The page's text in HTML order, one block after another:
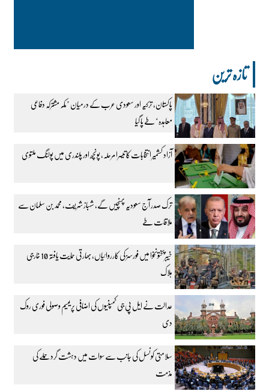
تازہ ترین
پاکستان، ترکیہ اور سعودی عرب کے درمیان ’مکہ مشترکہ دفاعی
معاہدہ‘ طے پا گیا
آزاد کشمیر انتخابات کا تیسرا مرحلہ، پونچھ اور پلندری میں پولنگ ملتوی
ترک صدر آج سعودیہ پہنچیں گے، شہباز شریف، محمد بن سلمان سے
ملاقات طے
خیبرپختونخوا میں فورسز کی کارروائیاں، بھارتی حمایت یافتہ 10 خارجی
ہلاک
عدالت نے ایل پی جی کمپنیوں کی اضافی پریمیم وصولی فوری روک
دی
سلامتی کونسل کی جانب سے سوات میں دہشت گرد حملے کی
مذمت